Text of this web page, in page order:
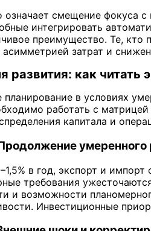
означает смещение фокуса
интегрировать
преимущество. Те,
асимметрией затрат и
развития: как
планирование в условиях
работать с
капитала и
умеренного
в год, экспорт и
требования
и возможности
Инвестиционные